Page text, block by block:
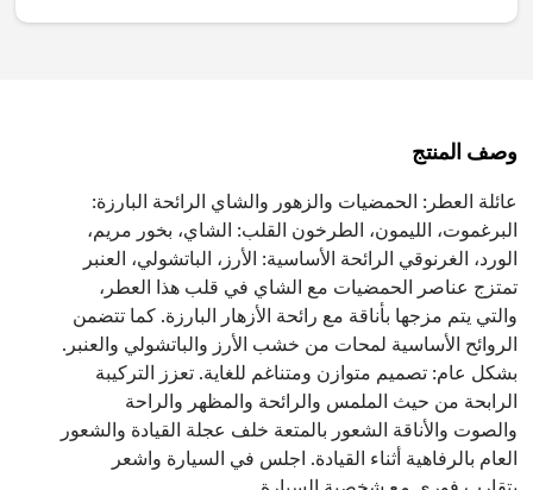
وصف المنتج
عائلة العطر: الحمضيات والزهور والشاي الرائحة البارزة:
البرغموت، الليمون، الطرخون القلب: الشاي، بخور مريم،
الورد، الغرنوقي الرائحة الأساسية: الأرز، الباتشولي، العنبر
تمتزج عناصر الحمضيات مع الشاي في قلب هذا العطر،
والتي يتم مزجها بأناقة مع رائحة الأزهار البارزة. كما تتضمن
الروائح الأساسية لمحات من خشب الأرز والباتشولي والعنبر.
بشكل عام: تصميم متوازن ومتناغم للغاية. تعزز التركيبة
الرابحة من حيث الملمس والرائحة والمظهر والراحة
والصوت والأناقة الشعور بالمتعة خلف عجلة القيادة والشعور
العام بالرفاهية أثناء القيادة. اجلس في السيارة واشعر